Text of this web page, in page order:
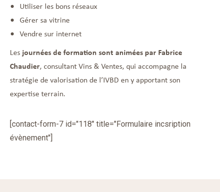
Utiliser les bons réseaux
Gérer sa vitrine
Vendre sur internet
Les journées de formation sont animées par Fabrice
Chaudier, consultant Vins & Ventes, qui accompagne la
stratégie de valorisation de l’IVBD en y apportant son
expertise terrain.
[contact-form-7 id="118" title="Formulaire incsription
évènement"]